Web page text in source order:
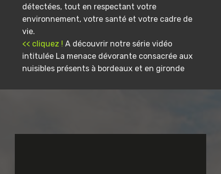
détectées, tout en respectant votre
environnement, votre santé et votre cadre de
vie.
<< cliquez ! A découvrir notre série vidéo
intitulée La menace dévorante consacrée aux
nuisibles présents à bordeaux et en gironde